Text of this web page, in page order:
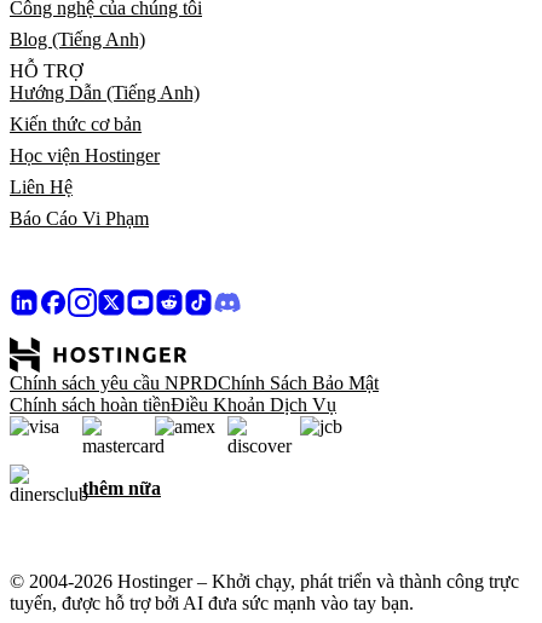
Công nghệ của chúng tôi
Blog (Tiếng Anh)
HỖ TRỢ
Hướng Dẫn (Tiếng Anh)
Kiến thức cơ bản
Học viện Hostinger
Liên Hệ
Báo Cáo Vi Phạm
Chính sách yêu cầu NPRDChính Sách Bảo Mật
Chính sách hoàn tiềnĐiều Khoản Dịch Vụ
thêm nữa
© 2004-2026 Hostinger – Khởi chạy, phát triển và thành công trực
tuyến, được hỗ trợ bởi AI đưa sức mạnh vào tay bạn.